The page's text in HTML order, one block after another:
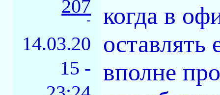
207
-
14.03.20
15 -
когда в
оставлять
вполне